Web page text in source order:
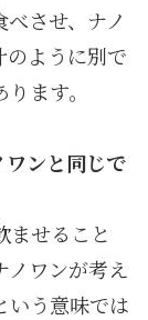
させ、ナノ
のように別で
ます。
ワンと同じで
ませること
ノワンが考え
いう意味では